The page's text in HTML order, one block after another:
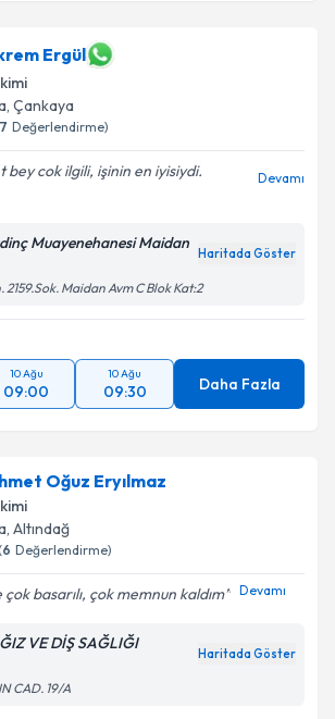
Ergül
, Çankaya
Değerlendirme)
bey cok ilgili, işinin en iyisiydi.
Devamı
Muayenehanesi Maidan
Haritada Göster
Maidan Avm C Blok Kat:2
10 Ağu
09:00
10 Ağu
09:30 Daha Fazla
Oğuz Eryılmaz
, Altındağ
(6 Değerlendirme)
çok basarılı, çok memnun kaldım Devamı
VE DİŞ SAĞLIĞI
Haritada Göster
CAD. 19/A